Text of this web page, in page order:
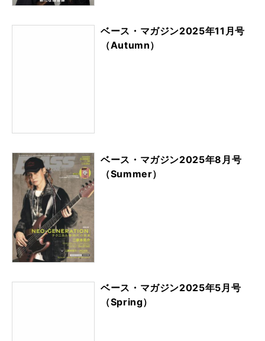
ベース・マガジン2025年11月号
（Autumn）
ベース・マガジン2025年8月号
（Summer）
ベース・マガジン2025年5月号
（Spring）